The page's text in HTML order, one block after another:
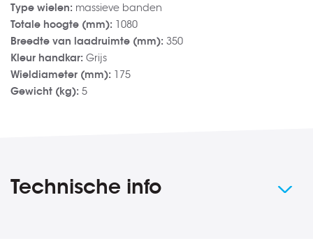
Type wielen: massieve banden
Totale hoogte (mm): 1080
Breedte van laadruimte (mm): 350
Kleur handkar: Grijs
Wieldiameter (mm): 175
Gewicht (kg): 5
Technische info